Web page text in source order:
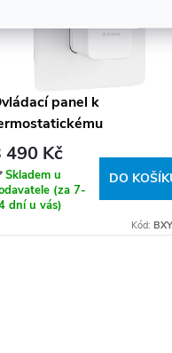
panel k
tělesu BOX
AECT
490 Kč
Skladem u
(za 7-
dní u vás)
DO
Kód: